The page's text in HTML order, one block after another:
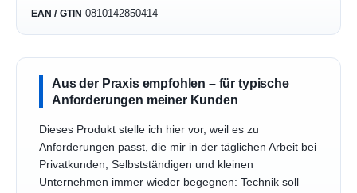
EAN / GTIN 0810142850414
Aus der Praxis empfohlen – für typische
Anforderungen meiner Kunden
Dieses Produkt stelle ich hier vor, weil es zu
Anforderungen passt, die mir in der täglichen Arbeit bei
Privatkunden, Selbstständigen und kleinen
Unternehmen immer wieder begegnen: Technik soll